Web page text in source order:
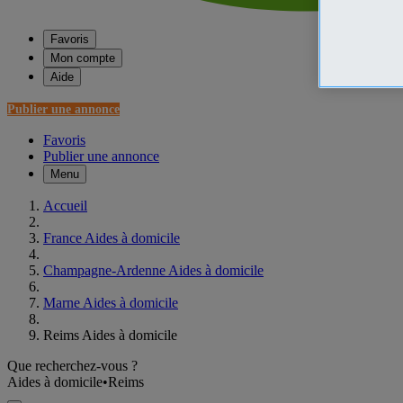
Favoris
Mon compte
Aide
Publier une annonce
Favoris
Publier une annonce
Menu
Accueil
France Aides à domicile
Champagne-Ardenne Aides à domicile
Marne Aides à domicile
Reims Aides à domicile
Que recherchez-vous ?
Aides à domicile•Reims